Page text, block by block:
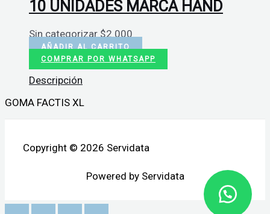
10 UNIDADES MARCA HAND
Sin categorizar $2.000
AÑADIR AL CARRITO
COMPRAR POR WHATSAPP
Descripción
GOMA FACTIS XL
Copyright © 2026 Servidata
Powered by Servidata